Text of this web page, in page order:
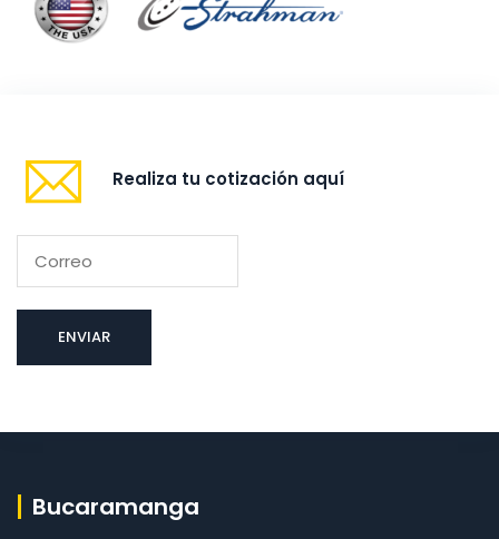
Realiza tu cotización aquí
Bucaramanga